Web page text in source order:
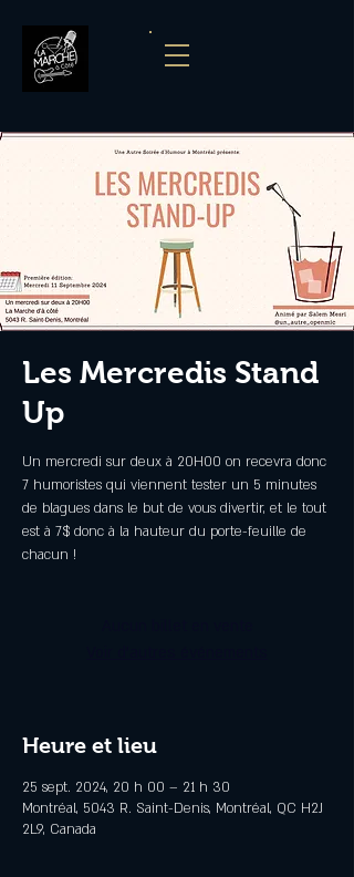
Les Mercredis Stand
Up
Un mercredi sur deux à 20H00 on recevra donc
7 humoristes qui viennent tester un 5 minutes
de blagues dans le but de vous divertir, et le tout
est à 7$ donc à la hauteur du porte-feuille de
chacun !
Heure et lieu
25 sept. 2024, 20 h 00 – 21 h 30
Montréal, 5043 R. Saint-Denis, Montréal, QC H2J
2L9, Canada